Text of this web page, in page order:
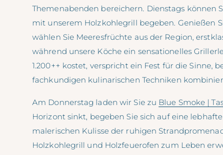
Themenabenden bereichern. Dienstags können
mit unserem Holzkohlegrill begeben. Genießen
wählen Sie Meeresfrüchte aus der Region,
während unsere Köche ein sensationelles
1.200++ kostet, verspricht ein Fest für die Sinne,
fachkundigen kulinarischen Techniken
Am Donnerstag laden wir Sie zu Blue Smoke |
Horizont sinkt, begeben Sie sich auf eine
malerischen Kulisse der ruhigen
Holzkohlegrill und Holzfeuerofen zum Leben